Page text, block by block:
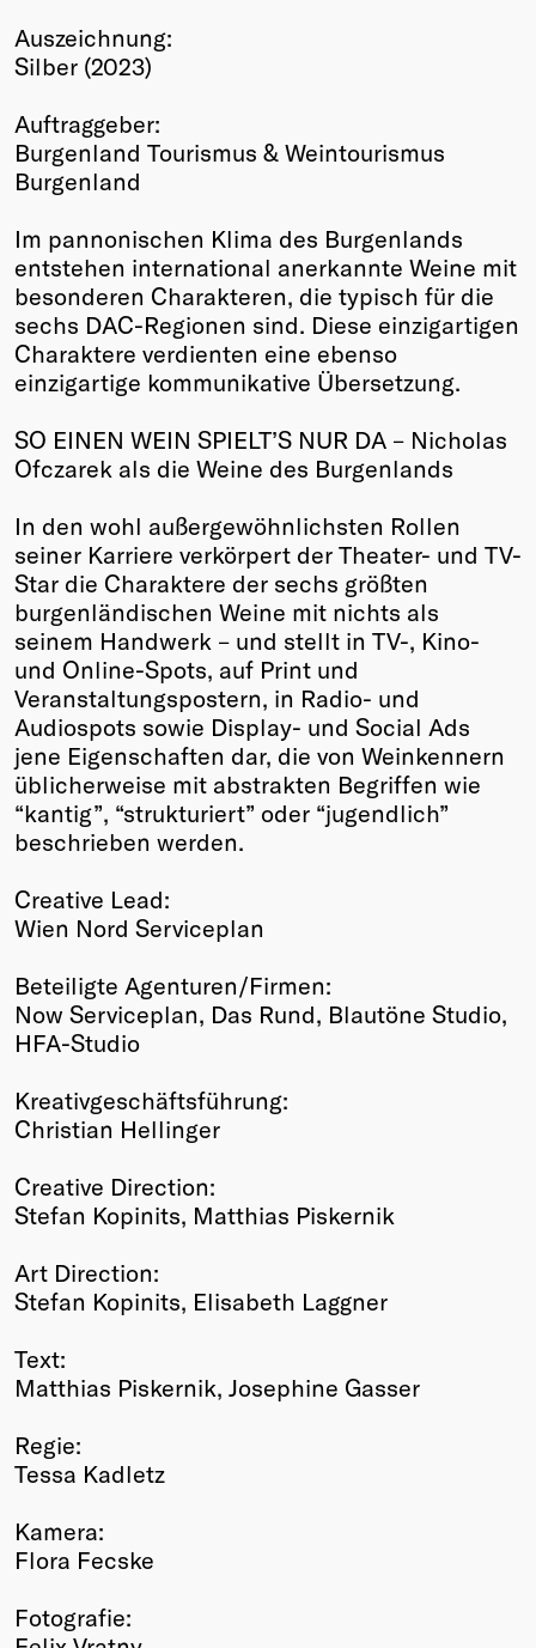
Auszeichnung:
Silber (2023)
Auftraggeber:
Burgenland Tourismus & Weintourismus
Burgenland
Im pannonischen Klima des Burgenlands
entstehen international anerkannte Weine mit
besonderen Charakteren, die typisch für die
sechs DAC-Regionen sind. Diese einzigartigen
Charaktere verdienten eine ebenso
einzigartige kommunikative Übersetzung.
SO EINEN WEIN SPIELT’S NUR DA – Nicholas
Ofczarek als die Weine des Burgenlands
In den wohl außergewöhnlichsten Rollen
seiner Karriere verkörpert der Theater- und TV-
Star die Charaktere der sechs größten
burgenländischen Weine mit nichts als
seinem Handwerk – und stellt in TV-, Kino-
und Online-Spots, auf Print und
Veranstaltungspostern, in Radio- und
Audiospots sowie Display- und Social Ads
jene Eigenschaften dar, die von Weinkennern
üblicherweise mit abstrakten Begriffen wie
“kantig”, “strukturiert” oder “jugendlich”
beschrieben werden.
Creative Lead:
Wien Nord Serviceplan
Beteiligte Agenturen/Firmen:
Now Serviceplan, Das Rund, Blautöne Studio,
HFA-Studio
Kreativgeschäftsführung:
Christian Hellinger
Creative Direction:
Stefan Kopinits, Matthias Piskernik
Art Direction:
Stefan Kopinits, Elisabeth Laggner
Text:
Matthias Piskernik, Josephine Gasser
Regie:
Tessa Kadletz
Kamera:
Flora Fecske
Fotografie: